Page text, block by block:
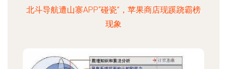
北斗导航遭山寨APP“碰瓷”，苹果商店现蹊跷霸榜
现象